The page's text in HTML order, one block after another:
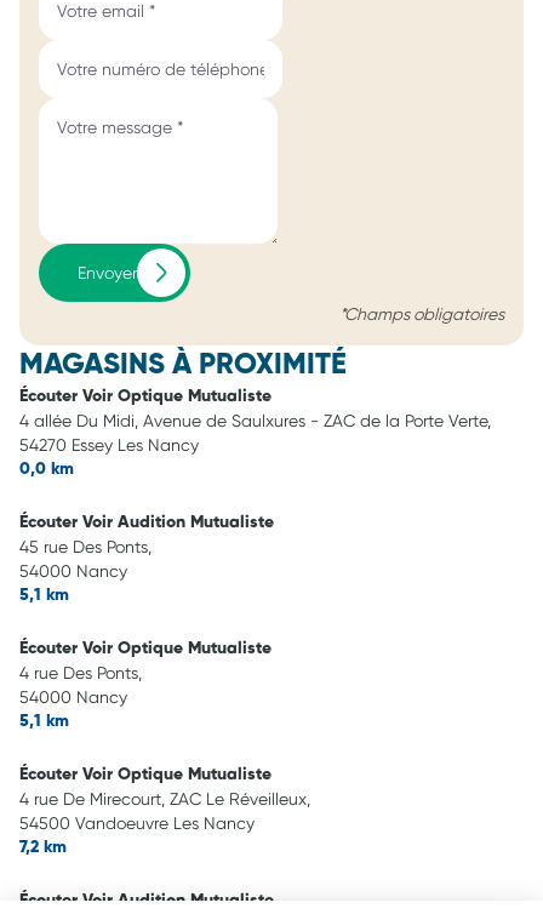
Envoyer
*Champs obligatoires
MAGASINS À PROXIMITÉ
Écouter Voir Optique Mutualiste
4 allée Du Midi, Avenue de Saulxures - ZAC de la Porte Verte,
54270 Essey Les Nancy
0,0 km
Écouter Voir Audition Mutualiste
45 rue Des Ponts,
54000 Nancy
5,1 km
Écouter Voir Optique Mutualiste
4 rue Des Ponts,
54000 Nancy
5,1 km
Écouter Voir Optique Mutualiste
4 rue De Mirecourt, ZAC Le Réveilleux,
54500 Vandoeuvre Les Nancy
7,2 km
Écouter Voir Audition Mutualiste